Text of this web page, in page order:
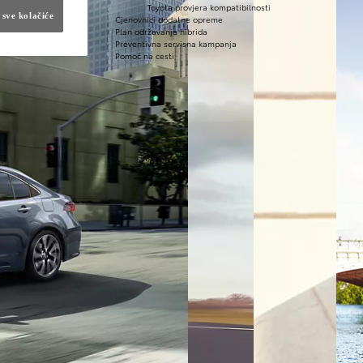
Toyota provjera kompatibilnosti
Cjenovnici dodatne opreme
Plan održavanja hibrida
Preventivna servisna kampanja
Pomoć na cesti
kolačiće